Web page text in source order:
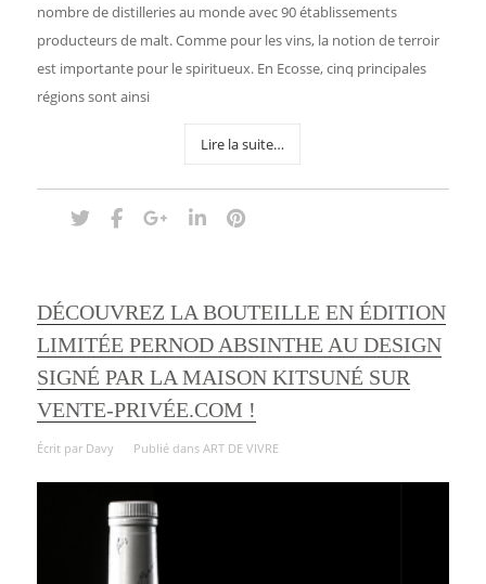
nombre de distilleries au monde avec 90 établissements
producteurs de malt. Comme pour les vins, la notion de terroir
est importante pour le spiritueux. En Ecosse, cinq principales
régions sont ainsi
Lire la suite…
DÉCOUVREZ LA BOUTEILLE EN ÉDITION
LIMITÉE PERNOD ABSINTHE AU DESIGN
SIGNÉ PAR LA MAISON KITSUNÉ SUR
VENTE-PRIVÉE.COM !
Écrit par Davy Publié dans ART DE VIVRE